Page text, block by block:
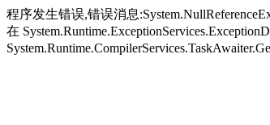
程序发生错误,错误消息
在